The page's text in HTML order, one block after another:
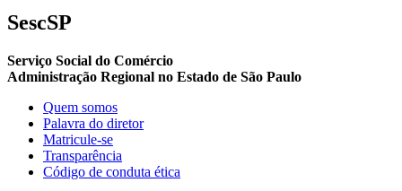
SescSP
Serviço Social do Comércio
Administração Regional no Estado de São Paulo
Quem somos
Palavra do diretor
Matricule-se
Transparência
Código de conduta ética